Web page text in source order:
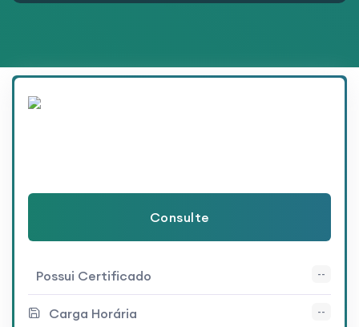
Consulte
Possui Certificado --
Carga Horária --